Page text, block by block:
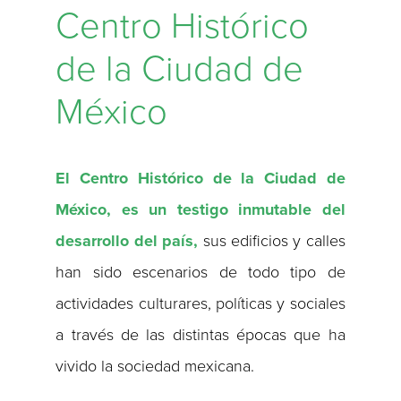
Centro Histórico
de la Ciudad de
México
El Centro Histórico de la Ciudad de
México, es un testigo inmutable del
desarrollo del país, sus edificios y calles
han sido escenarios de todo tipo de
actividades culturares, políticas y sociales
a través de las distintas épocas que ha
vivido la sociedad mexicana.